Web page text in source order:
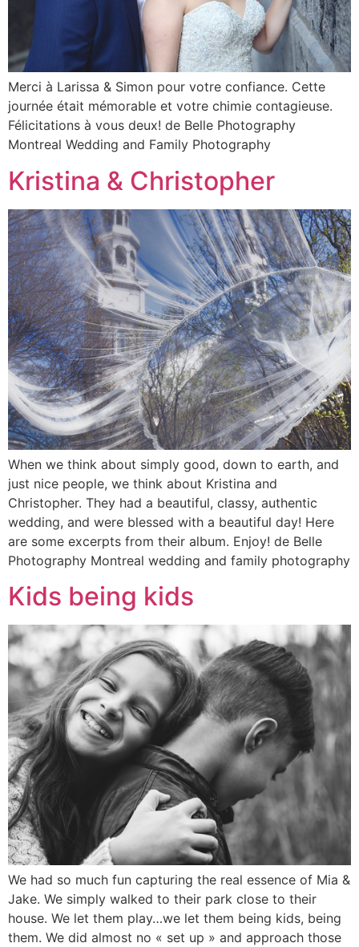
Merci à Larissa & Simon pour votre confiance. Cette
journée était mémorable et votre chimie contagieuse.
Félicitations à vous deux! de Belle Photography
Montreal Wedding and Family Photography
Kristina & Christopher
When we think about simply good, down to earth, and
just nice people, we think about Kristina and
Christopher. They had a beautiful, classy, authentic
wedding, and were blessed with a beautiful day! Here
are some excerpts from their album. Enjoy! de Belle
Photography Montreal wedding and family photography
Kids being kids
We had so much fun capturing the real essence of Mia &
Jake. We simply walked to their park close to their
house. We let them play…we let them being kids, being
them. We did almost no « set up » and approach those